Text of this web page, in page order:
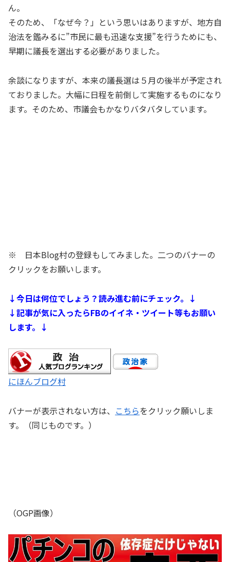
ん。
そのため、「なぜ今？」という思いはありますが、地方自
治法を鑑みるに”市民に最も迅速な支援”を行うためにも、
早期に議長を選出する必要がありました。
余談になりますが、本来の議長選は５月の後半が予定され
ておりました。大幅に日程を前倒して実施するものになり
ます。そのため、市議会もかなりバタバタしています。
※ 日本Blog村の登録もしてみました。二つのバナーの
クリックをお願いします。
↓今日は何位でしょう？読み進む前にチェック。↓
↓記事が気に入ったらFBのイイネ・ツイート等もお願い
します。↓
にほんブログ村
バナーが表示されない方は、 こちらをクリック願いしま
す。（同じものです。）
（OGP画像）